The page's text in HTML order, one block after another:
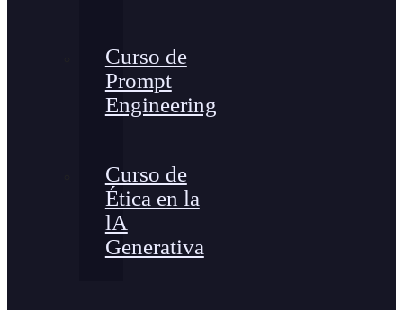
Curso de
Prompt
Engineering
Curso de
Ética en la
lA
Generativa